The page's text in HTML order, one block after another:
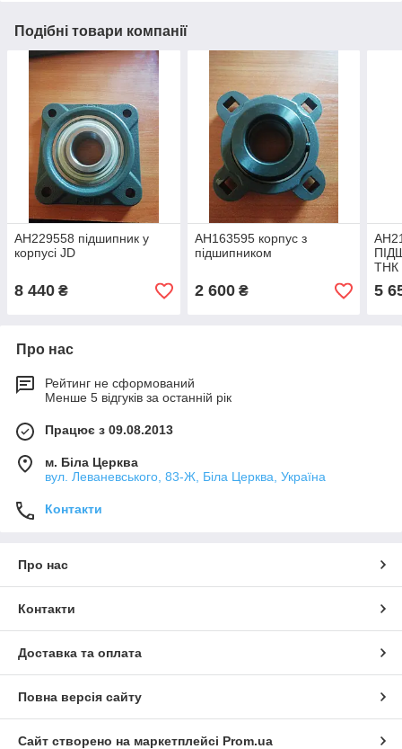
Подібні товари компанії
AH229558 підшипник у
корпусі JD
8 440 ₴
AH163595 корпус з
підшипником
2 600₴
ТНК
JD
5
Про нас
Рейтинг не сформований
Менше 5 відгуків за останній рік
Працює з 09.08.2013
м. Біла Церква
вул. Леваневського, 83-Ж, Біла Церква, Україна
Контакти
Про нас
Контакти
Доставка та оплата
Повна версія сайту
Сайт створено на маркетплейсі Prom.ua